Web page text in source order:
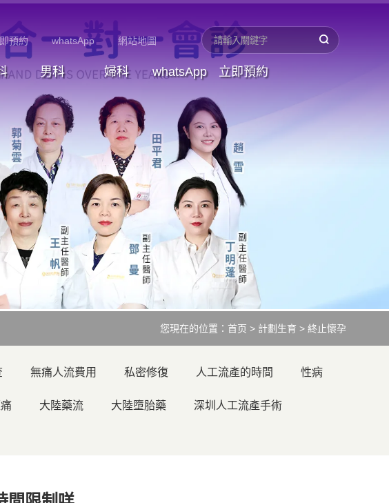
預約 whatsApp 網站地圖
男科 婦科 whatsApp 立即預約
您現在的位置： 首页 > 計劃生育 > 終止懷孕
無痛人流費用 私密修復 人工流產的時間 性病
大陸藥流 大陸墮胎藥 深圳人工流產手術